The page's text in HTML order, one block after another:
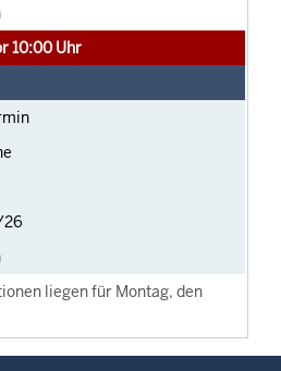
10:00 Uhr
26
liegen für Montag, den